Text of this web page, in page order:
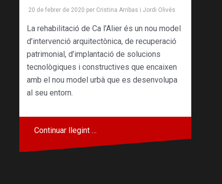
20 de febrer de 2020 per Cristina Arribas i Jordi Olivés
La rehabilitació de Ca l’Alier és un nou model
d’intervenció arquitectònica, de recuperació
patrimonial, d’implantació de solucions
tecnològiques i constructives que encaixen
amb el nou model urbà que es desenvolupa
al seu entorn.
Continuar llegint …